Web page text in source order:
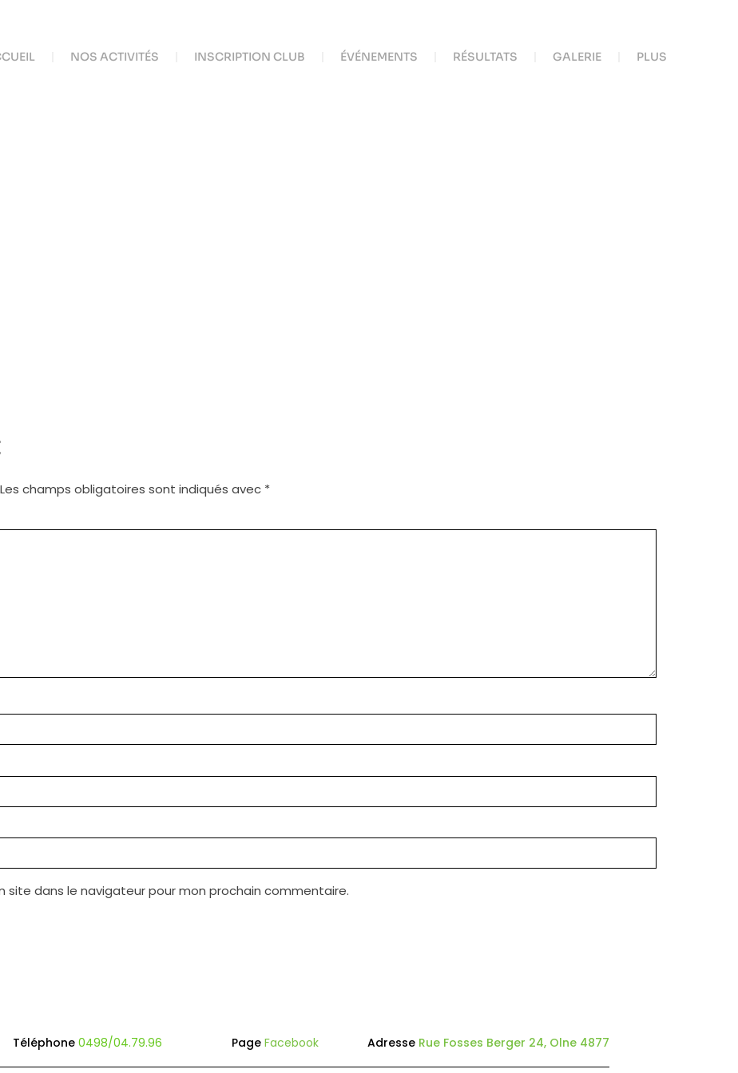
NOS ACTIVITÉS INSCRIPTION CLUB ÉVÉNEMENTS RÉSULTATS GALERIE PLUS
Les champs obligatoires sont indiqués avec *
site dans le navigateur pour mon prochain commentaire.
Téléphone0498/04.79.96 Page Facebook Adresse Rue Fosses Berger 24, Olne 4877